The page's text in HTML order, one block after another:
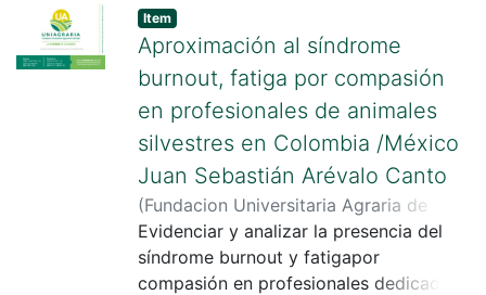
afectados y que fueron diagnosticados
con Tuberculosis bovina, enfermedad
bacteriana de curso crónico, causado
por Mycobacterium bovis, que afecta a
los bovinos y otros animales
domésticos y silvestres.
Item
Aproximación al síndrome
burnout, fatiga por compasión
en profesionales de animales
silvestres en Colombia /México
Juan Sebastián Arévalo Canto
(Fundacion Universitaria Agraria de
Colombia, 2024)Arévalo Cantor, Juan
Sebastián ;Monsalve, Stefany
Evidenciar y analizar la presencia del
síndrome burnout y fatigapor
compasión en profesionales dedicados